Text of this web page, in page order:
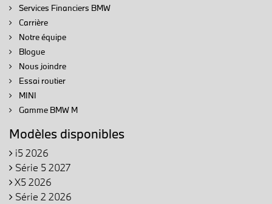
Services Financiers BMW
Carrière
Notre équipe
Blogue
Nous joindre
Essai routier
MINI
Gamme BMW M
Modèles disponibles
i5 2026
Série 5 2027
X5 2026
Série 2 2026